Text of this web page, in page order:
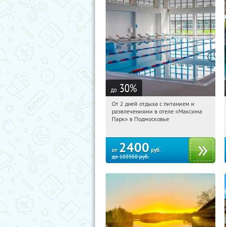
до 30%
02:34:38 Купили:
Московская обл., Дмитровский р-н, д.
От 2 дней отдыха с питанием и
развлечениями в отеле «Максима
Парк» в Подмосковье
от 2400 руб.
до103950руб.